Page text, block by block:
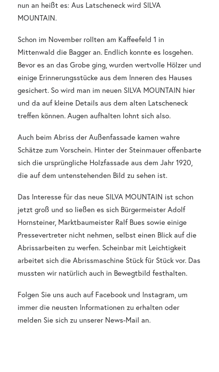
nun an heißt es: Aus Latscheneck wird SILVA
MOUNTAIN.
Schon im November rollten am Kaffeefeld 1 in
Mittenwald die Bagger an. Endlich konnte es losgehen.
Bevor es an das Grobe ging, wurden wertvolle Hölzer und
einige Erinnerungsstücke aus dem Inneren des Hauses
gesichert. So wird man im neuen SILVA MOUNTAIN hier
und da auf kleine Details aus dem alten Latscheneck
treffen können. Augen aufhalten lohnt sich also.
Auch beim Abriss der Außenfassade kamen wahre
Schätze zum Vorschein. Hinter der Steinmauer offenbarte
sich die ursprüngliche Holzfassade aus dem Jahr 1920,
die auf dem untenstehenden Bild zu sehen ist.
Das Interesse für das neue SILVA MOUNTAIN ist schon
jetzt groß und so ließen es sich Bürgermeister Adolf
Hornsteiner, Marktbaumeister Ralf Bues sowie einige
Pressevertreter nicht nehmen, selbst einen Blick auf die
Abrissarbeiten zu werfen. Scheinbar mit Leichtigkeit
arbeitet sich die Abrissmaschine Stück für Stück vor. Das
mussten wir natürlich auch in Bewegtbild festhalten.
Folgen Sie uns auch auf Facebook und Instagram, um
immer die neusten Informationen zu erhalten oder
melden Sie sich zu unserer News-Mail an.